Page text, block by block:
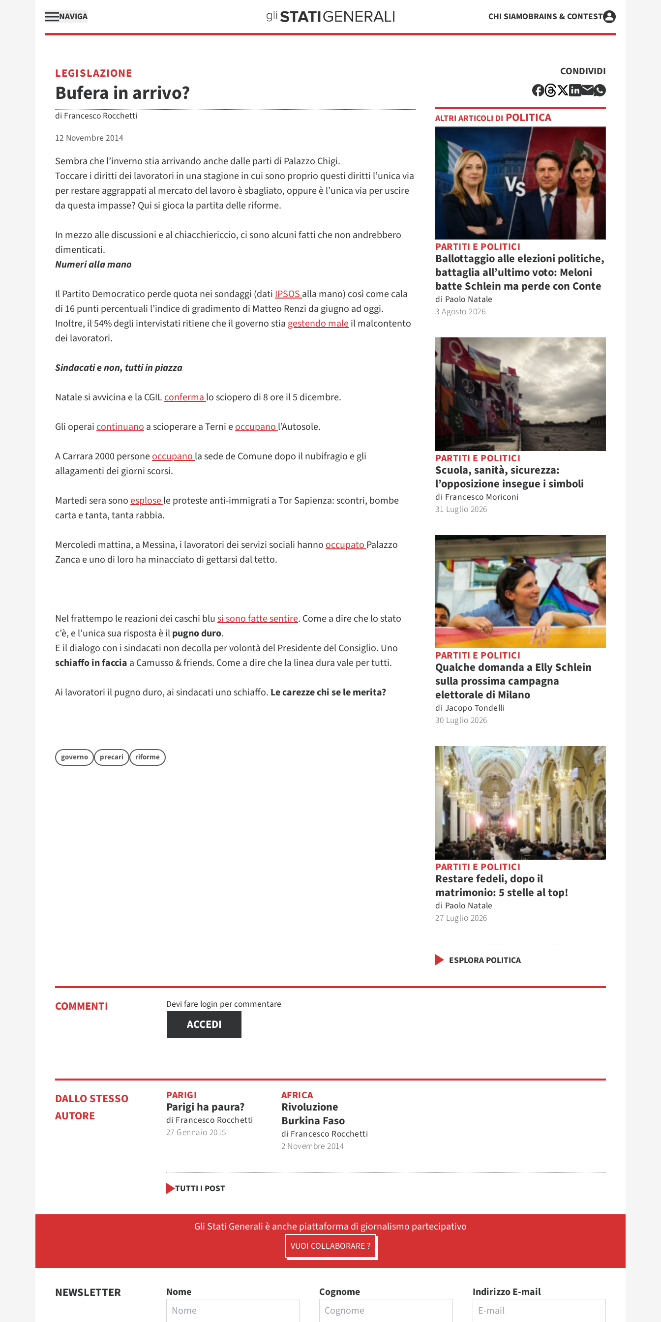
NAVIGA CHI SIAMOBRAINS & CONTEST
LEGISLAZIONE
Bufera in arrivo?
di Francesco Rocchetti
12 Novembre 2014
Sembra che l’inverno stia arrivando anche dalle parti di Palazzo Chigi.
Toccare i diritti dei lavoratori in una stagione in cui sono proprio questi diritti l’unica via
per restare aggrappati al mercato del lavoro è sbagliato, oppure è l’unica via per uscire
da questa impasse? Qui si gioca la partita delle riforme.
In mezzo alle discussioni e al chiacchiericcio, ci sono alcuni fatti che non andrebbero
dimenticati.
Numeri alla mano
Il Partito Democratico perde quota nei sondaggi (datiIPSOSalla mano) così come cala
di 16 punti percentuali l’indice di gradimento di Matteo Renzi da giugno ad oggi.
Inoltre, il 54% degli intervistati ritiene che il governo stia gestendo maleil malcontento
dei lavoratori.
Sindacati e non, tutti in piazza
Natale si avvicina e la CGILconfermalo sciopero di 8 ore il 5 dicembre.
Gli operaicontinuanoa scioperare a Terni eoccupanol’Autosole.
A Carrara 2000 personeoccupanola sede de Comune dopo il nubifragio e gli
allagamenti dei giorni scorsi.
Martedi sera sonoesplosele proteste anti-immigrati a Tor Sapienza: scontri, bombe
carta e tanta, tanta rabbia.
Mercoledi mattina, a Messina, i lavoratori dei servizi sociali hannooccupatoPalazzo
Zanca e uno di loro ha minacciato di gettarsi dal tetto.
Nel frattempo le reazioni dei caschi blusi sono fatte sentire. Come a dire che lo stato
c’è, e l’unica sua risposta è ilpugno duro.
E il dialogo con i sindacati non decolla per volontà del Presidente del Consiglio. Uno
schiaffo in faccia a Camusso & friends. Come a dire che la linea dura vale per tutti.
Ai lavoratori il pugno duro, ai sindacati uno schiaffo. Le carezze chi se le merita?
governo precari riforme
CONDIVIDI
ALTRI ARTICOLI DI POLITICA
PARTITI E POLITICI
Ballottaggio alle elezioni politiche,
battaglia all’ultimo voto: Meloni
batte Schlein ma perde con Conte
di Paolo Natale
3 Agosto 2026
PARTITI E POLITICI
Scuola, sanità, sicurezza:
l’opposizione insegue i simboli
di Francesco Moriconi
31 Luglio 2026
PARTITI E POLITICI
Qualche domanda a Elly Schlein
sulla prossima campagna
elettorale di Milano
di Jacopo Tondelli
30 Luglio 2026
PARTITI E POLITICI
Restare fedeli, dopo il
matrimonio: 5 stelle al top!
di Paolo Natale
27 Luglio 2026
ESPLORA POLITICA
COMMENTI Devi fare login per commentare
ACCEDI
DALLO STESSO
AUTORE
PARIGI
Parigi ha paura?
di Francesco Rocchetti
27 Gennaio 2015
AFRICA
Rivoluzione
Burkina Faso
di Francesco Rocchetti
2 Novembre 2014
TUTTI I POST
Gli Stati Generali è anche piattaforma di giornalismo partecipativo
VUOI COLLABORARE ?
NEWSLETTER Nome Cognome Indirizzo E-mail